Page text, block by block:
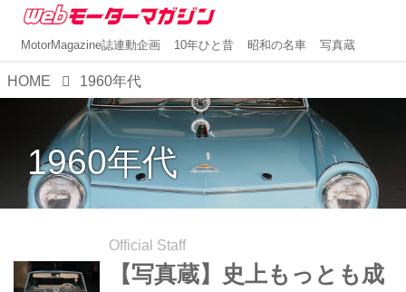
MotorMagazine誌連動企画 10年ひと昔 昭和の名車 写真蔵
HOME 1960年代
1960年代
Official Staff
【写真蔵】史上もっとも成